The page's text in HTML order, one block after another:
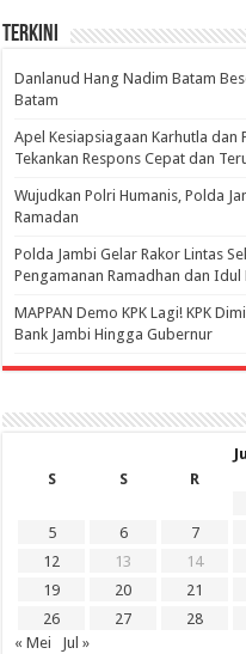
Terkini
Danlanud Hang Nadim Batam
Batam
Apel Kesiapsiagaan Karhutla dan
Tekankan Respons Cepat dan
Wujudkan Polri Humanis, Polda
Ramadan
Polda Jambi Gelar Rakor Lintas
Pengamanan Ramadhan dan Idul
‎MAPPAN Demo KPK Lagi! KPK
Bank Jambi Hingga Gubernur ‎
S
S R
5
6 7
12
13 14
19
20 21
26
27 28
« Mei
Jul »